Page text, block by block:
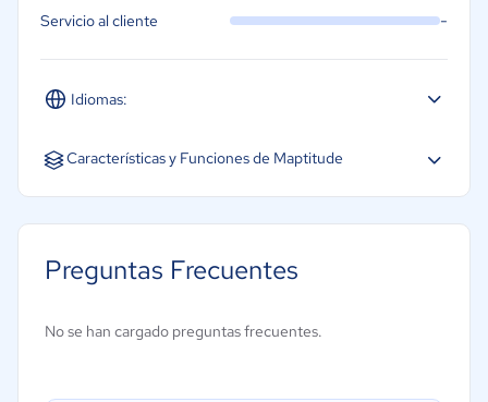
Idiomas:
Español Inglés
Servicio al cliente -
Características y Funciones de Maptitude
Superposición
Preguntas Frecuentes
No se han cargado preguntas frecuentes.